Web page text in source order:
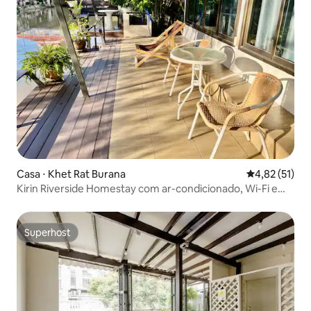
Casa ⋅ Khet Rat Burana 4,82 de uma
4,82 (51)
Kirin Riverside Homestay com ar-condicionado, Wi-Fi em
Superhost
Superhost